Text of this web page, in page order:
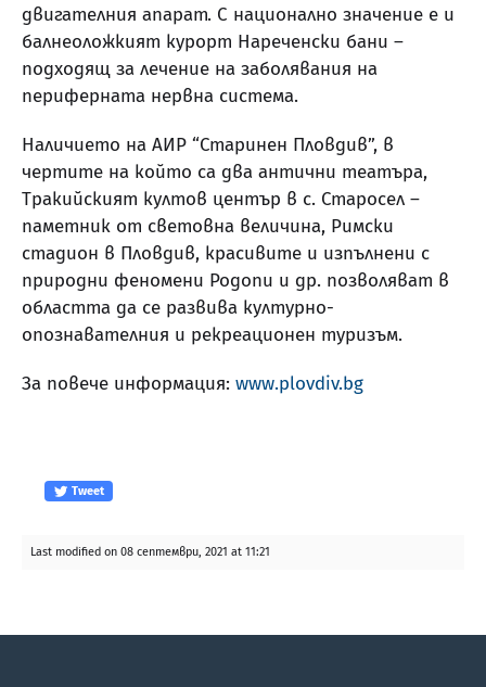
двигателния апарат. С национално значение е и
балнеоложкият курорт Нареченски бани –
подходящ за лечение на заболявания на
периферната нервна система.
Наличието на АИР “Старинен Пловдив”, в
чертите на който са два антични театъра,
Тракийският култов център в с. Старосел –
паметник от световна величина, Римски
стадион в Пловдив, красивите и изпълнени с
природни феномени Родопи и др. позволяват в
областта да се развива културно-
опознавателния и рекреационен туризъм.
За повече информация: www.plovdiv.bg
Tweet
Last modified on 08 септември, 2021 at 11:21